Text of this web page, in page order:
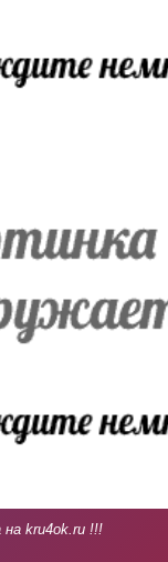
на kru4ok.ru !!!